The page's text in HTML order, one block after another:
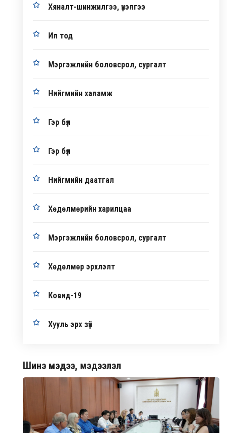
Хяналт-шинжилгээ, үнэлгээ
Ил тод
Мэргэжлийн боловсрол, сургалт
Нийгмийн халамж
Гэр бүл
Гэр бүл
Нийгмийн даатгал
Хөдөлмөрийн харилцаа
Мэргэжлийн боловсрол, сургалт
Хөдөлмөр эрхлэлт
Ковид-19
Хууль эрх зүй
Шинэ мэдээ, мэдээлэл